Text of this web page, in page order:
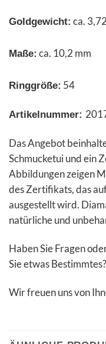
Goldgewicht: ca.
Maße: ca. 10,2 mm
Ringgröße: 54
Artikelnummer:
Das Angebot
Schmucketui und ein
Abbildungen zeigen
des Zertifikats, das
ausgestellt wird.
natürliche und
Haben Sie Fragen
Sie etwas Bestimmtes?
Wir freuen uns von